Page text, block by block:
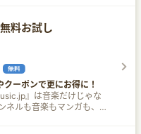
ント（※2） がもらえるか
ら、実質的な還元率は最
と楽しくなっちゃいます
オーダーを利用すると、
レブンで
料お試し
ーポンで更にお得に！
』は音楽だけじゃな